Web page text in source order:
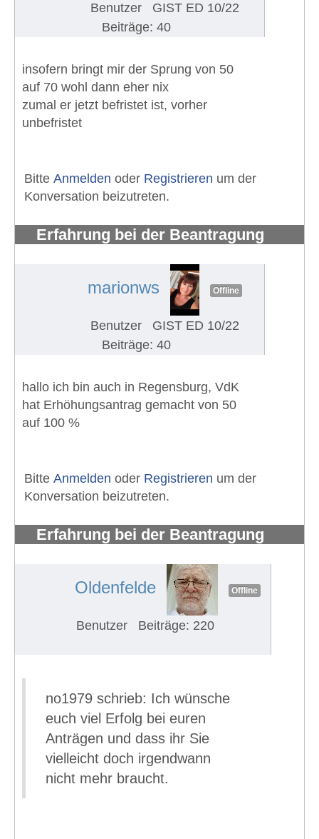
Benutzer
GIST ED 10/22
Beiträge: 40
insofern bringt mir der Sprung von 50
auf 70 wohl dann eher nix
zumal er jetzt befristet ist, vorher
unbefristet
Bitte Anmelden oder Registrieren um der
Konversation beizutreten.
Erfahrung bei der Beantragung
marionws Offline
Benutzer
GIST ED 10/22
Beiträge: 40
hallo ich bin auch in Regensburg, VdK
hat Erhöhungsantrag gemacht von 50
auf 100 %
Bitte Anmelden oder Registrieren um der
Konversation beizutreten.
Erfahrung bei der Beantragung
Oldenfelde Offline
Benutzer Beiträge: 220
no1979 schrieb: Ich wünsche
euch viel Erfolg bei euren
Anträgen und dass ihr Sie
vielleicht doch irgendwann
nicht mehr braucht.